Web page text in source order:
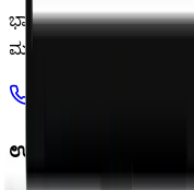
ಭಾರತದ ಫಾರ್ಮಸಿ ನಿರ್ವಹಣಾ
ಮುಕ್ತಗೊಳಿಸಲು ಮತ್ತು
ಉತ್ಪನ್ನ